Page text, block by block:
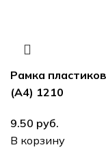
Рамка
(А4) 1210
руб.
В корзину